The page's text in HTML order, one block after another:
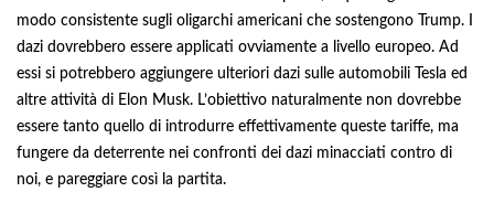
modo consistente sugli oligarchi americani che sostengono Trump. I
dazi dovrebbero essere applicati ovviamente a livello europeo. Ad
essi si potrebbero aggiungere ulteriori dazi sulle automobili Tesla ed
altre attività di Elon Musk. L’obiettivo naturalmente non dovrebbe
essere tanto quello di introdurre effettivamente queste tariffe, ma
fungere da deterrente nei confronti dei dazi minacciati contro di
noi, e pareggiare così la partita.